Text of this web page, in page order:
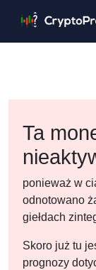
Ta
ponieważ w
odnotowano
giełdach
Skoro już tu
prognozy